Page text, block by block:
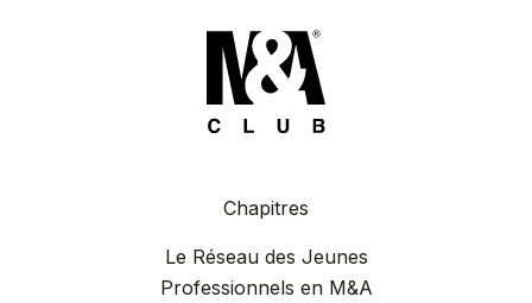
Chapitres
Le Réseau des Jeunes
Professionnels en M&A